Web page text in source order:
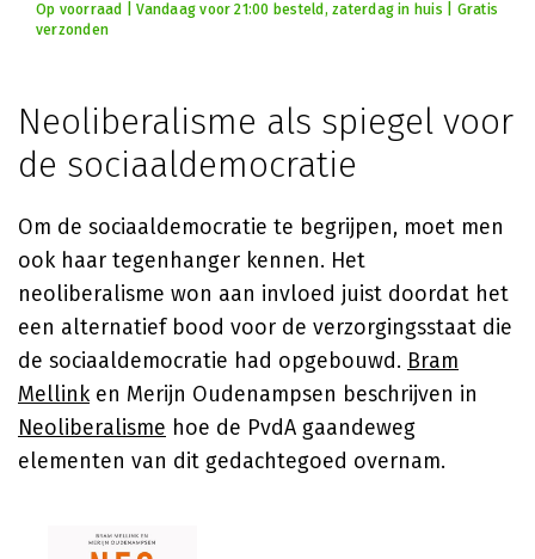
Op voorraad | Vandaag voor 21:00 besteld, zaterdag in huis | Gratis
verzonden
Neoliberalisme als spiegel voor
de sociaaldemocratie
Om de sociaaldemocratie te begrijpen, moet men
ook haar tegenhanger kennen. Het
neoliberalisme won aan invloed juist doordat het
een alternatief bood voor de verzorgingsstaat die
de sociaaldemocratie had opgebouwd. Bram
Mellinken Merijn Oudenampsen beschrijven in
Neoliberalisme hoe de PvdA gaandeweg
elementen van dit gedachtegoed overnam.